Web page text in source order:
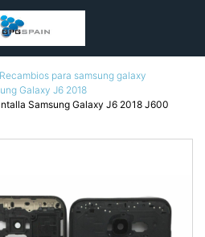
Recambios para samsung galaxy
Galaxy J6 2018
Samsung Galaxy J6 2018 J600